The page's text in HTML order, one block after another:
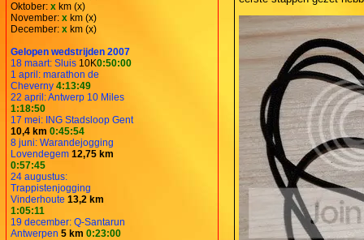
Oktober: x km (x)
November: x km (x)
December: x km (x)
Gelopen wedstrijden 2007
18 maart: Sluis 10K0:50:00
1 april: marathon de
Cheverny 4:13:49
22 april: Antwerp 10 Miles
1:18:50
17 mei: ING Stadsloop Gent
10,4 km 0:45:54
8 juni: Warandejogging
Lovendegem 12,75 km
0:57:45
24 augustus:
Trappistenjogging
Vinderhoute 13,2 km
1:05:11
19 december: Q-Santarun
Antwerpen 5 km 0:23:00